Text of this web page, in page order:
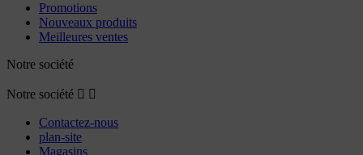
Promotions
Nouveaux produits
Meilleures ventes
Notre société
Notre société  
Contactez-nous
plan-site
Magasins